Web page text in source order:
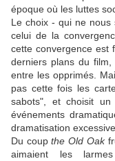
époque où les luttes
Le choix - qui ne
celui de la
cette convergence est
derniers plans du
entre les opprimés.
pas cette fois les
sabots", et choisit
événements
dramatisation
Du coupthe Old Oak
aimaient les